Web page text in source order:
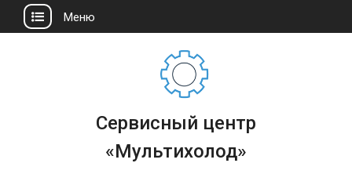
Меню
Сервисный центр
«Мультихолод»